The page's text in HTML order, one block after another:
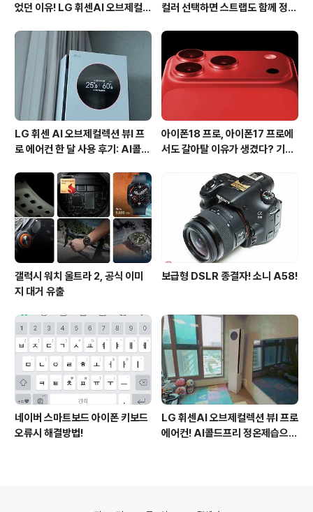
었던 이유! LG 휘센AI 오브제컬렉
사용 후기
컬러 선택하면 스트랩도 함께 정해
LG 휘센 AI 오브제컬렉션 뷰I 프
로 에어컨 한 달 사용 후기: AI콜드
아이폰18 프로, 아이폰17 프로에
서도 갈아탈 이유가 생겼다? 기대
갤럭시 워치 울트라 2, 공식 이미
지 대거 유출
보급형 DSLR 종결자! 소니 A58!
네이버 스마트보드 아이폰 키보드
오류시 해결방법!
LG 휘센AI 오브제컬렉션 뷰I 프로
에어컨! AI콜드프리 정온제습으로